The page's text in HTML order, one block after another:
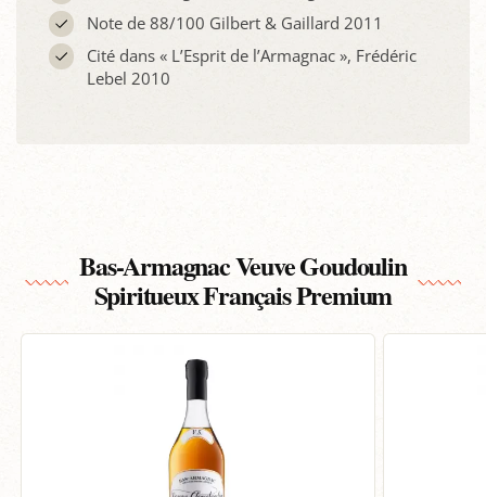
Note de 88/100 Gilbert & Gaillard 2011
Cité dans « L’Esprit de l’Armagnac », Frédéric
Lebel 2010
Bas-Armagnac Veuve Goudoulin
Spiritueux Français Premium